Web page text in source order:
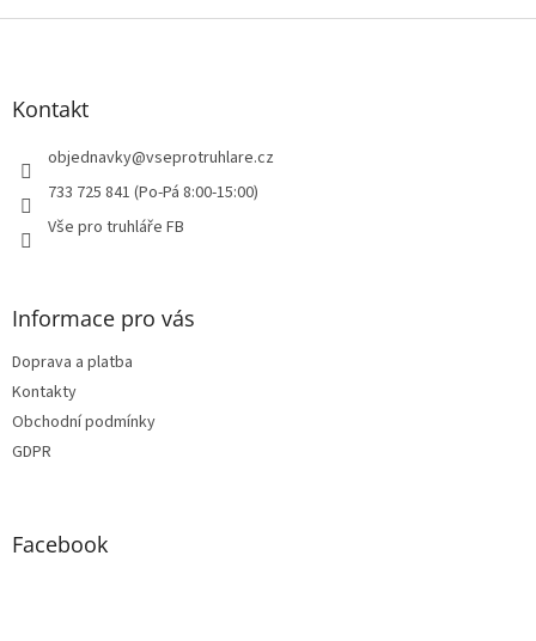
i
Z
Kontakt
objednavky@vseprotruhlare.cz
733 725 841 (Po-Pá 8:00-15:00)
Vše pro truhláře FB
Informace pro vás
Doprava a platba
Kontakty
Obchodní podmínky
GDPR
Facebook